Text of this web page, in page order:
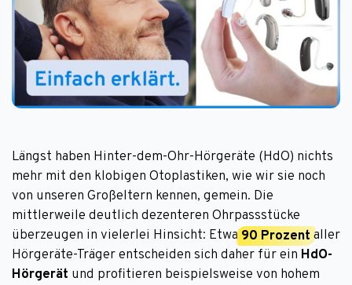
Längst haben Hinter-dem-Ohr-Hörgeräte (HdO) nichts
mehr mit den klobigen Otoplastiken, wie wir sie noch
von unseren Großeltern kennen, gemein. Die
mittlerweile deutlich dezenteren Ohrpassstücke
überzeugen in vielerlei Hinsicht: Etwa90 Prozent aller
Hörgeräte-Träger entscheiden sich daher für ein HdO-
Hörgerät und profitieren beispielsweise von hohem